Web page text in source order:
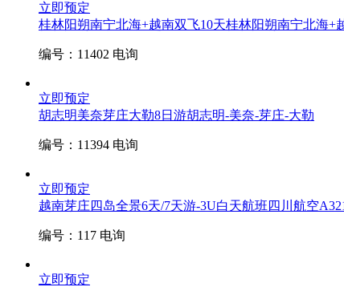
立即预定
桂林阳朔南宁北海+越南双飞10天桂林阳朔南宁北海+
编号：11402 电询
立即预定
胡志明美奈芽庄大勒8日游胡志明-美奈-芽庄-大勒
编号：11394 电询
立即预定
越南芽庄四岛全景6天/7天游-3U白天航班 四川航空
编号：117 电询
立即预定